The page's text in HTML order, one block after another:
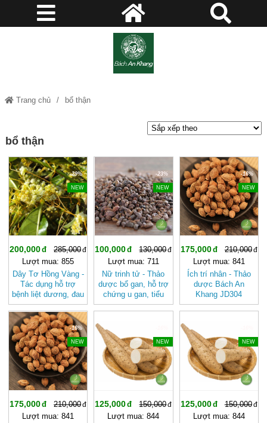
Trang chủ bổ thận
bổ thận
-29%
NEW
200,000
285,000
Lượt mua: 855
Dây Tơ Hồng Vàng -
Tác dụng hỗ trợ
bệnh liệt dương, đau
mỏi lưng gối, đi tiểu
rắt, di tinh ở nam
giới BAK801
-23%
NEW
100,000
130,000
Lượt mua: 711
Nữ trinh tử - Thảo
dược bổ gan, hỗ trợ
chứng u gan, tiểu
đường nổi tiếng của
-16%
NEW
175,000
210,000
Lượt mua: 841
Ích trí nhân - Thảo
dược Bách An
Khang JD304
ichtrinhan
-16%
NEW
175,000
210,000
Lượt mua: 841
NEW
125,000
150,000
Lượt mua: 844
NEW
125,000
150,000
Lượt mua: 844